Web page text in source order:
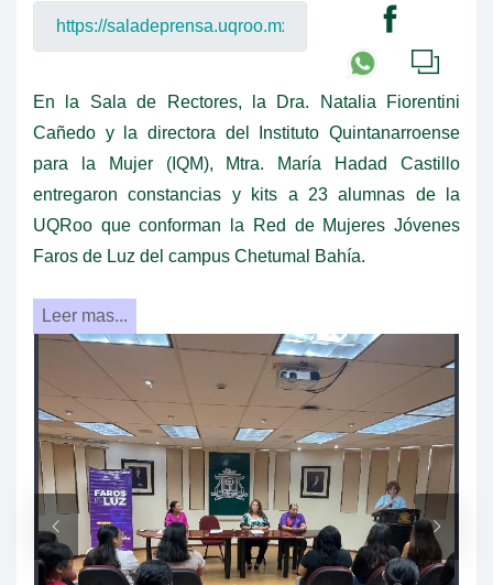
En la Sala de Rectores, la Dra. Natalia Fiorentini
Cañedo y la directora del Instituto Quintanarroense
para la Mujer (IQM), Mtra. María Hadad Castillo
entregaron constancias y kits a 23 alumnas de la
UQRoo que conforman la Red de Mujeres Jóvenes
Faros de Luz del campus Chetumal Bahía.
Leer mas...